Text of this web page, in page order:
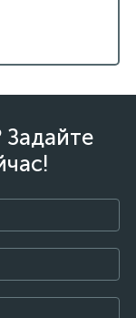
Задайте